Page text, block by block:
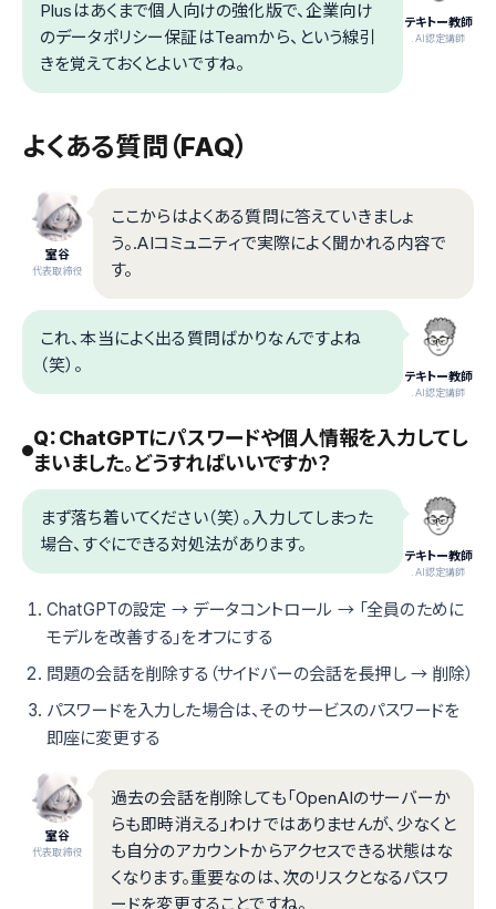
テキトー教師
.AI認定講師
Plusはあくまで個人向けの強化版で、企業向け
のデータポリシー保証はTeamから、という線引
きを覚えておくとよいですね。
よくある質問（FAQ）
室谷
代表取締役
ここからはよくある質問に答えていきましょ
う。.AIコミュニティで実際によく聞かれる内容で
す。
テキトー教師
.AI認定講師
これ、本当によく出る質問ばかりなんですよね
（笑）。
Q：ChatGPTにパスワードや個人情報を入力してし
まいました。どうすればいいですか？
テキトー教師
.AI認定講師
まず落ち着いてください（笑）。入力してしまった
場合、すぐにできる対処法があります。
ChatGPTの設定 → データコントロール → 「全員のために
モデルを改善する」をオフにする
問題の会話を削除する（サイドバーの会話を長押し → 削除）
パスワードを入力した場合は、そのサービスのパスワードを
即座に変更する
室谷
代表取締役
過去の会話を削除しても「OpenAIのサーバーか
らも即時消える」わけではありませんが、少なくと
も自分のアカウントからアクセスできる状態はな
くなります。重要なのは、次のリスクとなるパスワ
ードを変更することですね。